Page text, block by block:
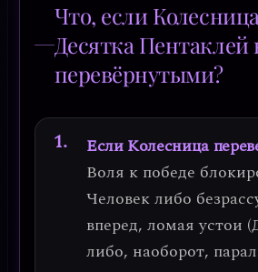
Что, если
Десятка
перевёрнутыми?
Если Колесница
Воля к победе
Человек либо
вперед, ломая устои
либо, наоборот,